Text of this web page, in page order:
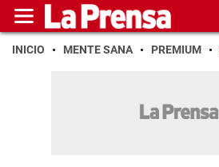
INICIO MENTE SANA PREMIUM